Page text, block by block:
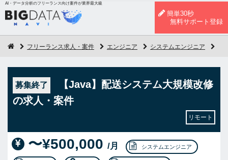
AI・データ分析のフリーランス向け案件が業界最大級
簡単30秒
無料サポート登録
フリーランス求人・案件 エンジニア システムエンジニア
募集終了
【Java】配送システム大規模改修
の求人・案件
リモート
〜¥500,000 /月 システムエンジニア